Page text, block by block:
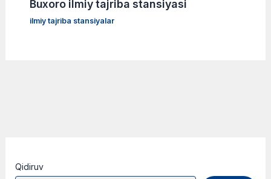
Buxoro ilmiy tajriba stansiyasi
ilmiy tajriba stansiyalar
Qidiruv